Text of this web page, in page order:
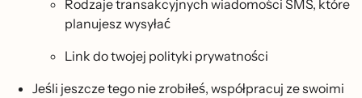
Rodzaje transakcyjnych wiadomości SMS, które
planujesz wysyłać
Link do twojej polityki prywatności
Jeśli jeszcze tego nie zrobiłeś, współpracuj ze swoimi